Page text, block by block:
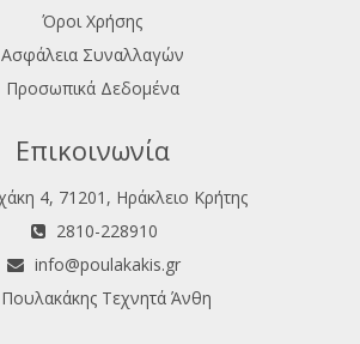
Όροι Χρήσης
Ασφάλεια Συναλλαγών
Προσωπικά Δεδομένα
Επικοινωνία
4, 71201, Ηράκλειο Κρήτης
2810-228910
info@poulakakis.gr
Πουλακάκης Τεχνητά Άνθη